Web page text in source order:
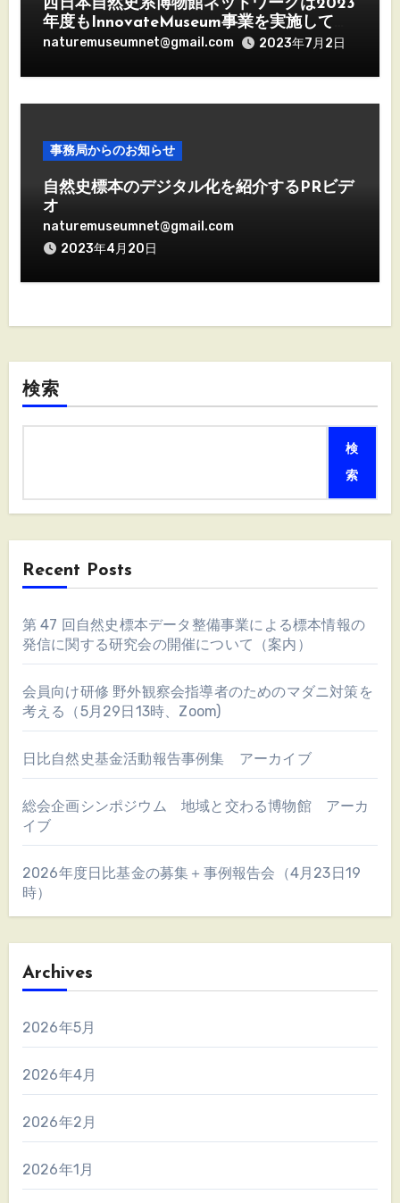
西日本自然史系博物館ネットワークは2023
年度もInnovateMuseum事業を実施してい
きます
naturemuseumnet@gmail.com 2023年7月2日
事務局からのお知らせ
自然史標本のデジタル化を紹介するPRビデ
オ
naturemuseumnet@gmail.com
2023年4月20日
検索
検
索
Recent Posts
第 47 回自然史標本データ整備事業による標本情報の
発信に関する研究会の開催について（案内）
会員向け研修 野外観察会指導者のためのマダニ対策を
考える（5月29日13時、Zoom)
日比自然史基金活動報告事例集 アーカイブ
総会企画シンポジウム 地域と交わる博物館 アーカ
イブ
2026年度日比基金の募集＋事例報告会（4月23日19
時）
Archives
2026年5月
2026年4月
2026年2月
2026年1月